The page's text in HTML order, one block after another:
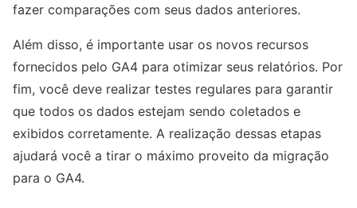
fazer comparações com seus dados anteriores.
Além disso, é importante usar os novos recursos
fornecidos pelo GA4 para otimizar seus relatórios. Por
fim, você deve realizar testes regulares para garantir
que todos os dados estejam sendo coletados e
exibidos corretamente. A realização dessas etapas
ajudará você a tirar o máximo proveito da migração
para o GA4.